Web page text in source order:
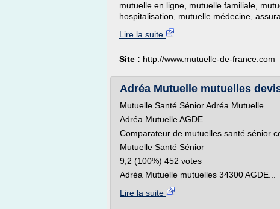
mutuelle en ligne, mutuelle familiale,
hospitalisation, mutuelle médecine,
Lire la suite
Site : http://www.mutuelle-de-france.com
Adréa Mutuelle mutuelles
Mutuelle Santé Sénior Adréa Mutuelle
Adréa Mutuelle AGDE
Comparateur de mutuelles santé sénior
Mutuelle Santé Sénior
9,2 (100%) 452 votes
Adréa Mutuelle mutuelles 34300 AGDE...
Lire la suite